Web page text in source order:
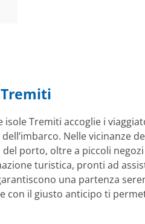
Tremiti accoglie i
Nelle vicinanze
del porto, oltre a piccoli
turistica, pronti ad
una partenza
con il giusto anticipo ti